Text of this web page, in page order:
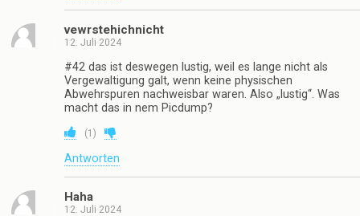
vewrstehichnicht
12. Juli 2024
#42 das ist deswegen lustig, weil es lange nicht als
Vergewaltigung galt, wenn keine physischen
Abwehrspuren nachweisbar waren. Also „lustig“. Was
macht das in nem Picdump?
(1 )
Antworten
Haha
12. Juli 2024